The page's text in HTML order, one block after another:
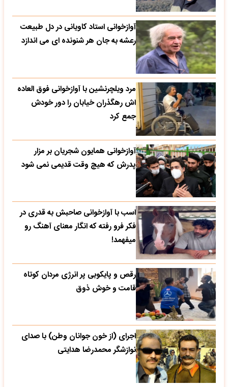
آوازخوانی استاد کاویانی در دل طبیعت
رعشه به جان هر شنونده ای می اندازد
مرد ویلچرنشین با آوازخوانی فوق العاده
اش رهگذران خیابان را دور خودش
جمع کرد
آوازخوانی همایون شجریان بر مزار
پدرش که هیچ وقت قدیمی نمی شود
اسب با آوازخوانی صاحبش به قدری در
فکر فرو رفته که انگار معنای آهنگ رو
میفهمد!
رقص و پایکوبی پر انرژی مردان کوتاه
قامت و خوش ذوق
اجرای (از خون جوانان وطن) با صدای
نوازشگر محمدرضا هدایتی